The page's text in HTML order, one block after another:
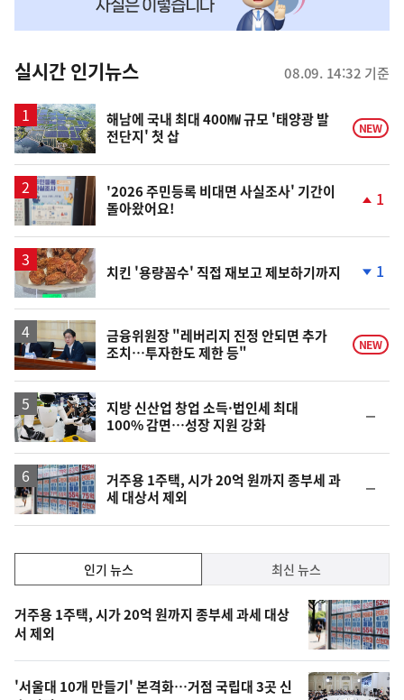
뉴
스
실시간 인기뉴스 08.09. 14:32 기준
해남에 국내 최대 400㎿ 규모 '태양광 발
전단지' 첫 삽
NEW
'2026 주민등록 비대면 사실조사' 기간이
돌아왔어요!
1
치킨 '용량꼼수' 직접 재보고 제보하기까지
락
1
금융위원장 "레버리지 진정 안되면 추가
조치…투자한도 제한 등"
NEW
지방 신산업 창업 소득·법인세 최대
100% 감면…성장 지원 강화
일
거주용 1주택, 시가 20억 원까지 종부세 과
세 대상서 제외
일
기,
최
신,
오
인기 뉴스 최신 뉴스
기
뉴
스
거주용 1주택, 시가 20억 원까지 종부세 과세 대상
서 제외
'서울대 10개 만들기' 본격화…거점 국립대 3곳 신